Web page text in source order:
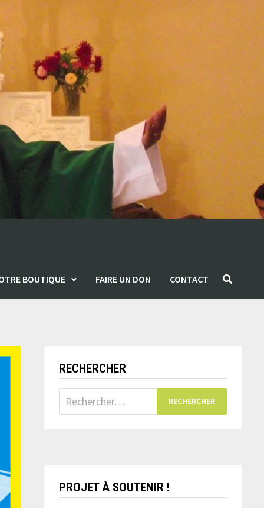
BOUTIQUE FAIRE UN DON CONTACT
RECHERCHER
Rechercher :
PROJET À SOUTENIR !